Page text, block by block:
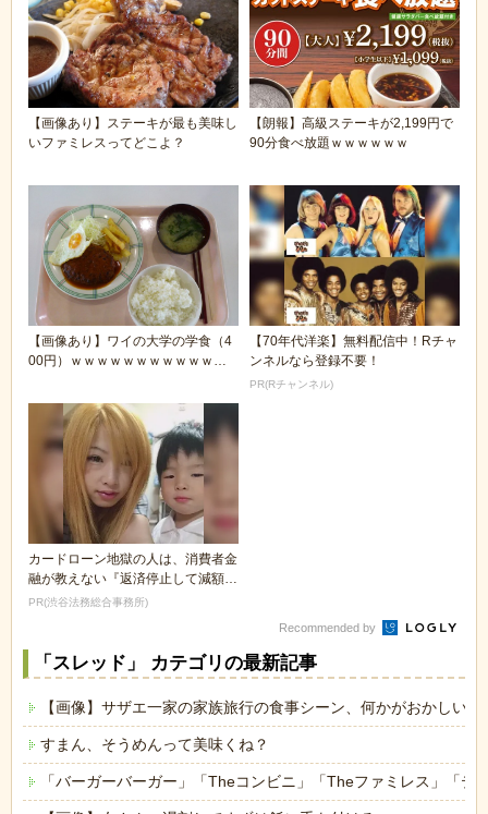
【画像あり】ステーキが最も美味し
いファミレスってどこよ？
【朗報】高級ステーキが2,199円で
90分食べ放題ｗｗｗｗｗｗ
【画像あり】ワイの大学の学食（4
00円）ｗｗｗｗｗｗｗｗｗｗｗｗ
【70年代洋楽】無料配信中！Rチャ
ンネルなら登録不要！
PR(Rチャンネル)
カードローン地獄の人は、消費者金
融が教えない『返済停止して減額・
免除する方法』で...
PR(渋谷法務総合事務所)
Recommended by
「スレッド」 カテゴリの最新記事
【画像】サザエ一家の家族旅行の食事シーン、何かがおかしいｗ
すまん、そうめんって美味くね？
「バーガーバーガー」「Theコンビニ」「Theファミレス」「テ